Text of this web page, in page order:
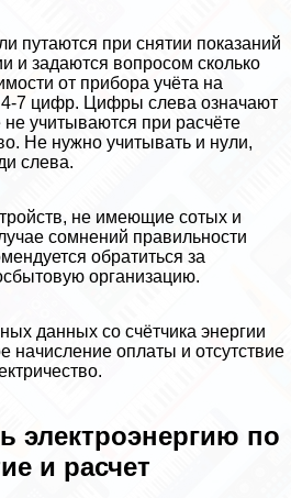
путаются при снятии показаний
и задаются вопросом сколько
от прибора учёта на
4-7 цифр. Цифры слева означают
не учитываются при расчёте
Не нужно учитывать и нули,
слева.
не имеющие сотых и
сомнений правильности
обратиться за
организацию.
данных со счётчика энергии
начисление оплаты и отсутствие
электроэнергию по
и расчет